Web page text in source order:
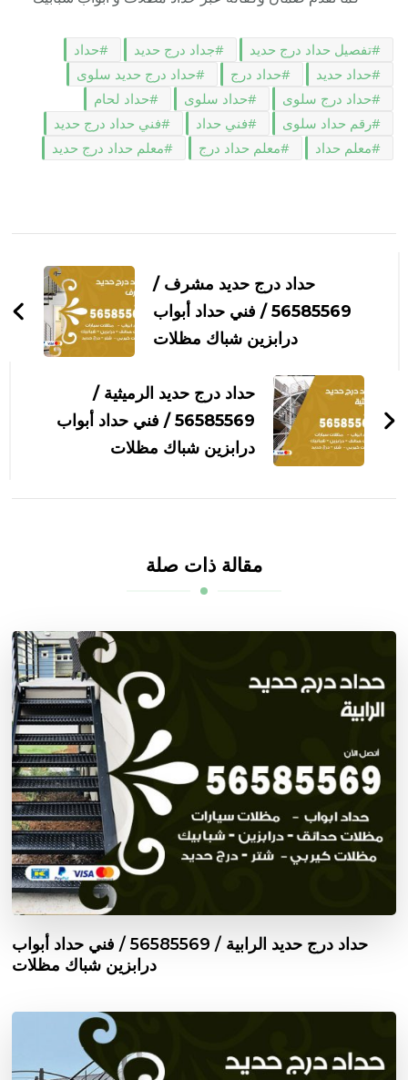
تفصيل حداد درج حديد جداد درج حديد
حداد
حداد حديد
حداد درج
حداد درج حديد سلوى
حداد درج سلوى
حداد سلوى
حداد لحام
رقم حداد سلوى
فني حداد
فني حداد درج حديد
معلم حداد
معلم حداد درج معلم حداد درج حديد
التدوينات
حداد درج حديد مشرف /
56585569 / فني حداد أبواب
درابزين شباك مظلات
حداد درج حديد الرميثية /
56585569 / فني حداد أبواب
درابزين شباك مظلات
مقالة ذات صلة
حداد درج حديد الرابية / 56585569 / فني حداد أبواب
درابزين شباك مظلات